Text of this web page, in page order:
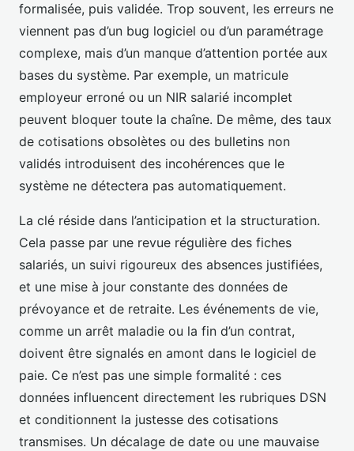
formalisée, puis validée. Trop souvent, les erreurs ne
viennent pas d’un bug logiciel ou d’un paramétrage
complexe, mais d’un manque d’attention portée aux
bases du système. Par exemple, un matricule
employeur erroné ou un NIR salarié incomplet
peuvent bloquer toute la chaîne. De même, des taux
de cotisations obsolètes ou des bulletins non
validés introduisent des incohérences que le
système ne détectera pas automatiquement.
La clé réside dans l’anticipation et la structuration.
Cela passe par une revue régulière des fiches
salariés, un suivi rigoureux des absences justifiées,
et une mise à jour constante des données de
prévoyance et de retraite. Les événements de vie,
comme un arrêt maladie ou la fin d’un contrat,
doivent être signalés en amont dans le logiciel de
paie. Ce n’est pas une simple formalité : ces
données influencent directement les rubriques DSN
et conditionnent la justesse des cotisations
transmises. Un décalage de date ou une mauvaise